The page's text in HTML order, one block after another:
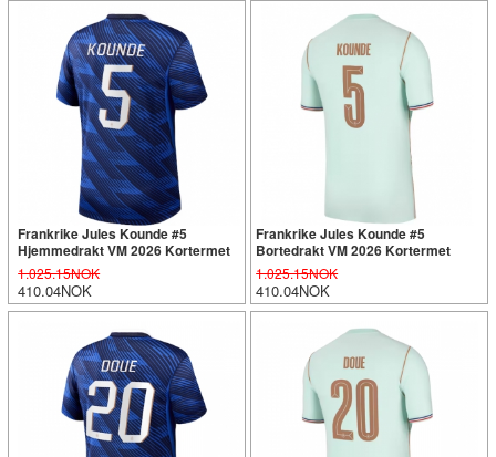
Frankrike Jules Kounde #5
Hjemmedrakt VM 2026 Kortermet
1.025.15NOK
410.04NOK
Frankrike Jules Kounde #5
Bortedrakt VM 2026 Kortermet
1.025.15NOK
410.04NOK